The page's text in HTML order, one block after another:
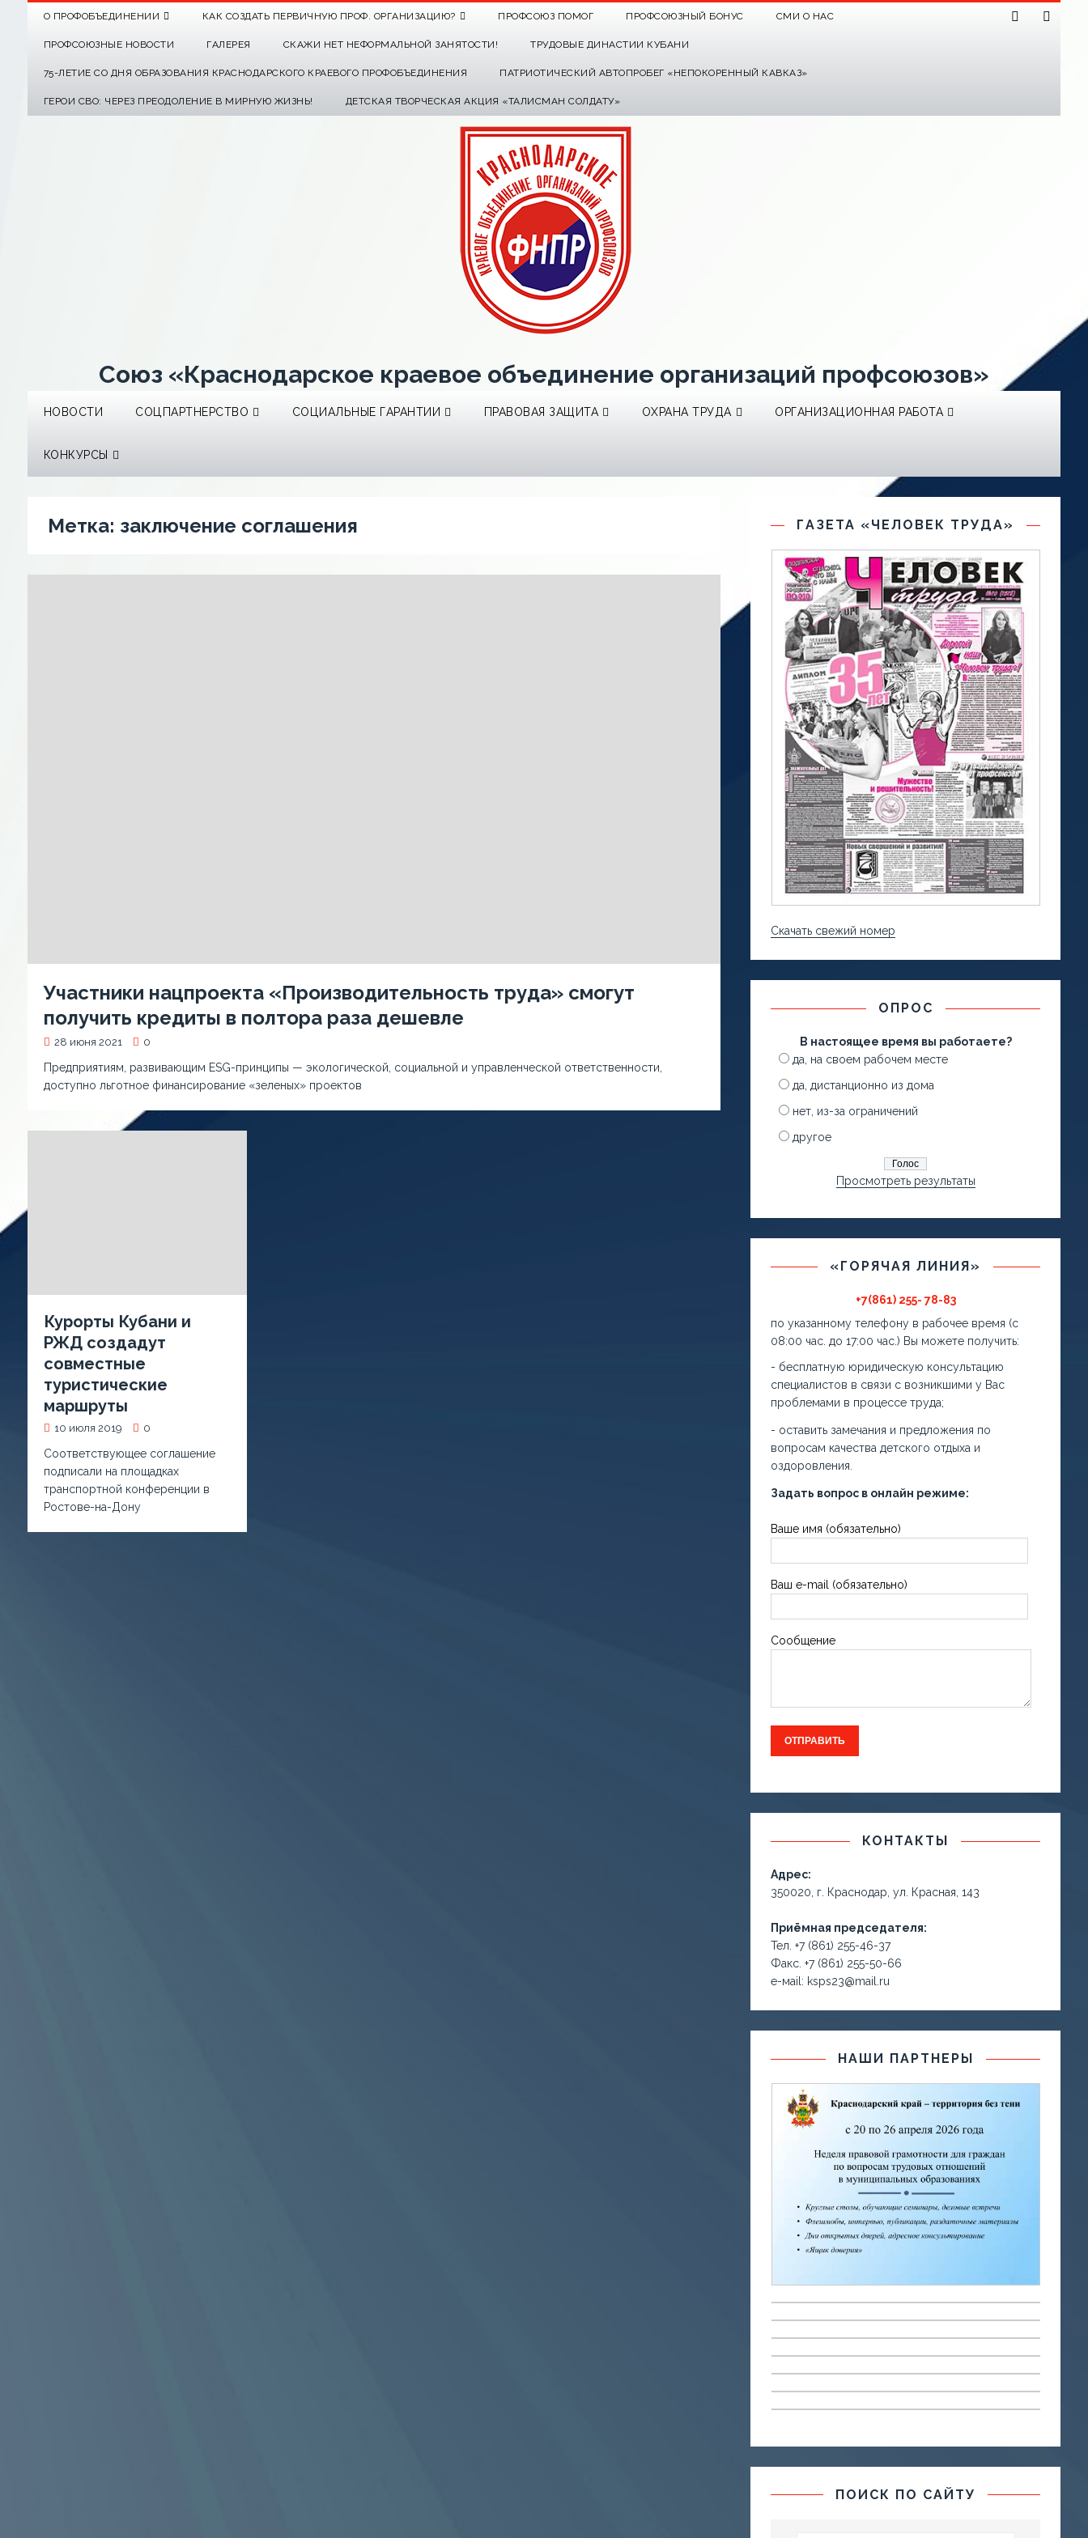
О ПРОФОБЪЕДИНЕНИИ КАК СОЗДАТЬ ПЕРВИЧНУЮ ПРОФ. ОРГАНИЗАЦИЮ? ПРОФСОЮЗ ПОМОГ ПРОФСОЮЗНЫЙ БОНУС СМИ О НАС
ПРОФСОЮЗНЫЕ НОВОСТИ ГАЛЕРЕЯ СКАЖИ НЕТ НЕФОРМАЛЬНОЙ ЗАНЯТОСТИ! ТРУДОВЫЕ ДИНАСТИИ КУБАНИ
75-ЛЕТИЕ СО ДНЯ ОБРАЗОВАНИЯ КРАСНОДАРСКОГО КРАЕВОГО ПРОФОБЪЕДИНЕНИЯ ПАТРИОТИЧЕСКИЙ АВТОПРОБЕГ «НЕПОКОРЕННЫЙ КАВКАЗ»
ГЕРОИ СВО: ЧЕРЕЗ ПРЕОДОЛЕНИЕ В МИРНУЮ ЖИЗНЬ! ДЕТСКАЯ ТВОРЧЕСКАЯ АКЦИЯ «ТАЛИСМАН СОЛДАТУ»
Союз «Краснодарское краевое объединение организаций профсоюзов»
НОВОСТИ СОЦПАРТНЕРСТВО СОЦИАЛЬНЫЕ ГАРАНТИИ ПРАВОВАЯ ЗАЩИТА ОХРАНА ТРУДА ОРГАНИЗАЦИОННАЯ РАБОТА
КОНКУРСЫ
Метка: заключение соглашения
Участники нацпроекта «Производительность труда» смогут
получить кредиты в полтора раза дешевле
28 июня 2021 0
Предприятиям, развивающим ESG-принципы — экологической, социальной и управленческой ответственности,
доступно льготное финансирование «зеленых» проектов
Курорты Кубани и
РЖД создадут
совместные
туристические
маршруты
10 июля 2019 0
Соответствующее соглашение
подписали на площадках
транспортной конференции в
Ростове-на-Дону
ГАЗЕТА «ЧЕЛОВЕК ТРУДА»
Скачать свежий номер
ОПРОС
В настоящее время вы работаете?
да, на своем рабочем месте
да, дистанционно из дома
нет, из-за ограничений
другое
Просмотреть результаты
«ГОРЯЧАЯ ЛИНИЯ»
+7(861) 255- 78-83
по указанному телефону в рабочее время (с
08:00 час. до 17:00 час.) Вы можете получить:
- бесплатную юридическую консультацию
специалистов в связи с возникшими у Вас
проблемами в процессе труда;
- оставить замечания и предложения по
вопросам качества детского отдыха и
оздоровления.
Задать вопрос в онлайн режиме:
Ваше имя (обязательно)
Ваш e-mail (обязательно)
Сообщение
КОНТАКТЫ
Адрес:
350020, г. Краснодар, ул. Красная, 143
Приёмная председателя:
Тел. +7 (861) 255-46-37
Факс. +7 (861) 255-50-66
е-маil: ksps23@mail.ru
НАШИ ПАРТНЕРЫ
ПОИСК ПО САЙТУ